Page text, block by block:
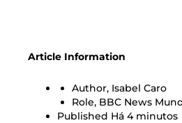
Article Information
Author, Isabel Caro
Role, BBC News
Published Há 4 minutos